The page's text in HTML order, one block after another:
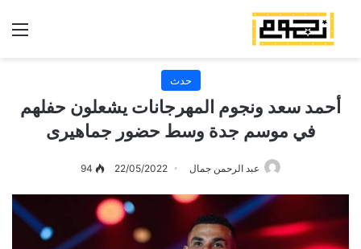
حدث
أحمد سعد ونجوم المهرجانات يشعلون حفلهم
في موسم جدة وسط حضور جماهيرى
عبد الرحمن جمال 22/05/2022
94